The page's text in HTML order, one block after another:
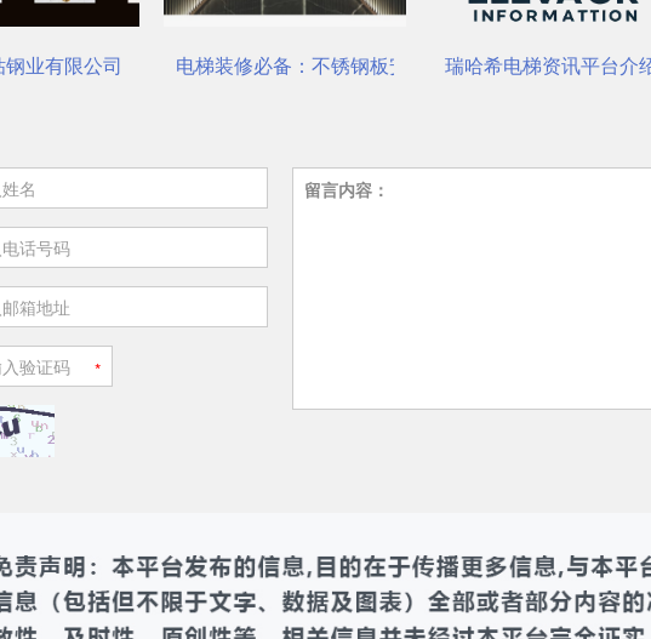
心 | 电梯装饰
必备：不锈钢板安装与养护要点瑞哈希电梯资讯平台介绍 菱王电梯有限公司
留言内容：